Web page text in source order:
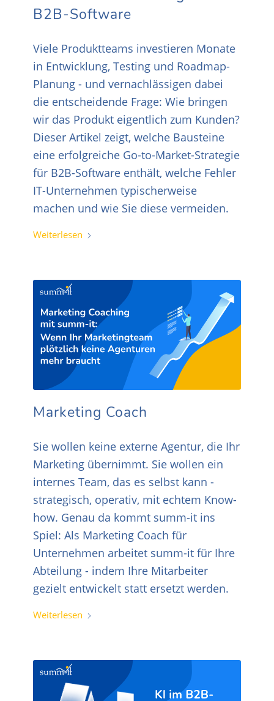
B2B-Software
Viele Produktteams investieren Monate
in Entwicklung, Testing und Roadmap-
Planung - und vernachlässigen dabei
die entscheidende Frage: Wie bringen
wir das Produkt eigentlich zum Kunden?
Dieser Artikel zeigt, welche Bausteine
eine erfolgreiche Go-to-Market-Strategie
für B2B-Software enthält, welche Fehler
IT-Unternehmen typischerweise
machen und wie Sie diese vermeiden.
Weiterlesen
Marketing Coach
Sie wollen keine externe Agentur, die Ihr
Marketing übernimmt. Sie wollen ein
internes Team, das es selbst kann -
strategisch, operativ, mit echtem Know-
how. Genau da kommt summ-it ins
Spiel: Als Marketing Coach für
Unternehmen arbeitet summ-it für Ihre
Abteilung - indem Ihre Mitarbeiter
gezielt entwickelt statt ersetzt werden.
Weiterlesen